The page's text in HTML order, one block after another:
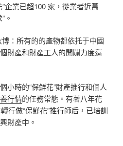
企業已超100 家，從業者近萬
。
：所有的的產物都依托于中國
財產和財產工人的開闢力度還
小時的“保鮮花”財產推行和個人
行情的任務常態。有著八年花
行做“保鮮花”推行師后，已培訓
財產中。